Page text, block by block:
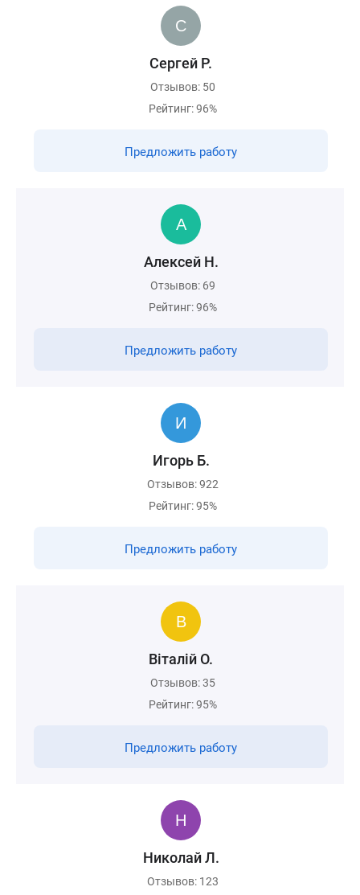
Сергей Р.
Отзывов: 50
Рейтинг: 96%
Предложить работу
Алексей Н.
Отзывов: 69
Рейтинг: 96%
Предложить работу
Игорь Б.
Отзывов: 922
Рейтинг: 95%
Предложить работу
Вiталiй О.
Отзывов: 35
Рейтинг: 95%
Предложить работу
Николай Л.
Отзывов: 123